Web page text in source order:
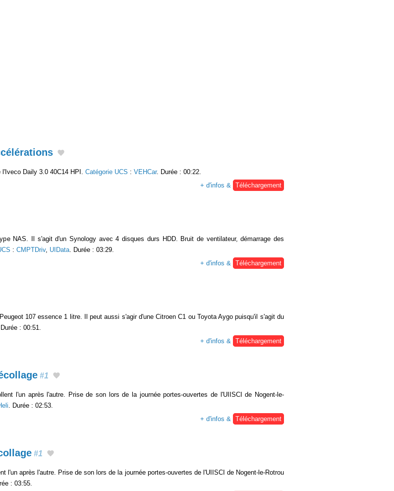
Daily 3.0 40C14 HPI. Catégorie UCS : VEHCar. Durée : 00:22.
+ d'infos & Téléchargement
NAS. Il s'agit d'un Synology avec 4 disques durs HDD. Bruit de ventilateur, démarrage des
: CMPTDriv, UIData. Durée : 03:29.
+ d'infos & Téléchargement
107 essence 1 litre. Il peut aussi s'agir d'une Citroen C1 ou Toyota Aygo puisqu'il s'agit du
: 00:51.
+ d'infos &
Téléchargement
#1
l'un après l'autre. Prise de son lors de la journée portes-ouvertes de l'UIISCI de Nogent-le-
. Durée : 02:53.
+ d'infos &
Téléchargement
#1
l'un après l'autre. Prise de son lors de la journée portes-ouvertes de l'UIISCI de Nogent-le-Rotrou
: 03:55.